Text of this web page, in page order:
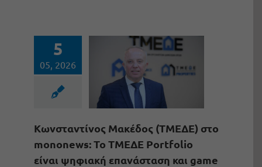
5
05, 2026
Kωνσταντίνος Μακέδος (ΤΜΕΔΕ) στο
mononews: Το ΤΜΕΔΕ Portfolio
είναι ψηφιακή επανάσταση και game